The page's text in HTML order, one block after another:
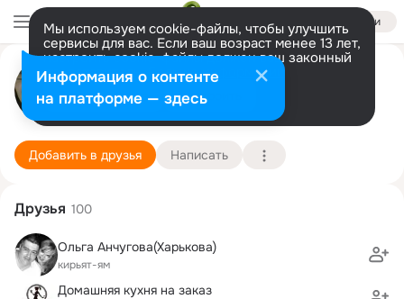
Войти
Мы используем cookie-файлы, чтобы улучшить
сервисы для вас. Если ваш возраст менее 13 лет,
настроить cookie-файлы должен ваш законный
представитель. Больше информации
Разрешить все Настроить
ольга лещёва
кирьят биалик
61 школа
Подробнее
Добавить в друзья Написать
Друзья 100
Oльга Анчугова(Харькова)
кирьят-ям
Домашняя кухня на заказ
Информация о контенте
на платформе — здесь